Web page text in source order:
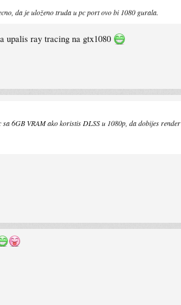
da je uloženo truda u pc port ovo bi 1080 gurala.
upalis ray tracing na gtx1080
6GB VRAM ako koristis DLSS u 1080p, da dobijes